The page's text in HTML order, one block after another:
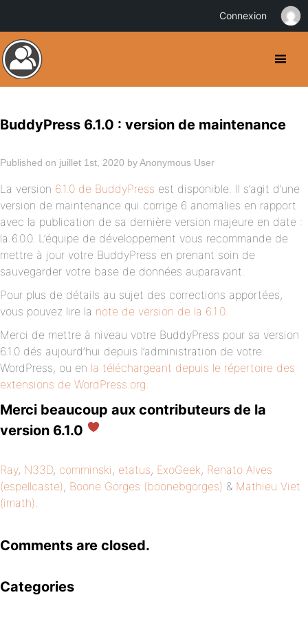
BuddyPress 6.1.0 : version de maintenance
Published on juillet 1st, 2020 by Anonymous User
La version 6.1.0 de BuddyPress est disponible. Il s’agit d’une
version de maintenance qui corrige 6 anomalies en rapport
avec la publication de sa dernière version majeure en date :
la 6.0.0. L’équipe de développement vous recommande de
mettre à jour votre BuddyPress en prenant soin de
sauvegarder votre base de données auparavant.
Pour plus de détails au sujet des corrections apportées,
vous pouvez lire la note de version de la 6.1.0.
Merci de mettre à niveau votre BuddyPress pour sa version
6.1.0 dés aujourd’hui depuis l’administration de votre
WordPress, ou en la téléchargeant depuis le répertoire des
extensions de WordPress.org.
Merci beaucoup aux contributeurs de la
version 6.1.0
Ray, N33D, comminski , etatus, ExoGeek, Renato Alves
(espellcaste), Boone Gorges (boonebgorges) & Mathieu Viet
(imath).
Comments are closed.
Categories
Connexion